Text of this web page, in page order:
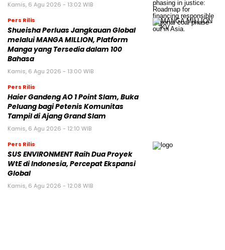
Kamis, 6 Agu 2026 - 13:02 WIB
Pers Rilis
Shueisha Perluas Jangkauan Global
melalui MANGA MILLION, Platform
Manga yang Tersedia dalam 100
Bahasa
Kamis, 6 Agu 2026 - 13:00 WIB
Pers Rilis
Haier Gandeng AO 1 Point Slam, Buka
Peluang bagi Petenis Komunitas
Tampil di Ajang Grand Slam
Kamis, 6 Agu 2026 - 12:10 WIB
Pers Rilis
SUS ENVIRONMENT Raih Dua Proyek
WtE di Indonesia, Percepat Ekspansi
Global
Kamis, 6 Agu 2026 - 12:08 WIB